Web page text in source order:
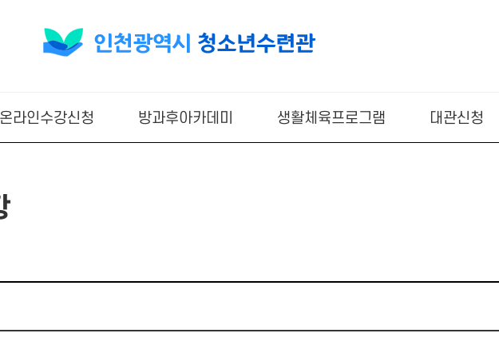
온라인수강신청 방과후아카데미 생활체육프로그램 대관신청